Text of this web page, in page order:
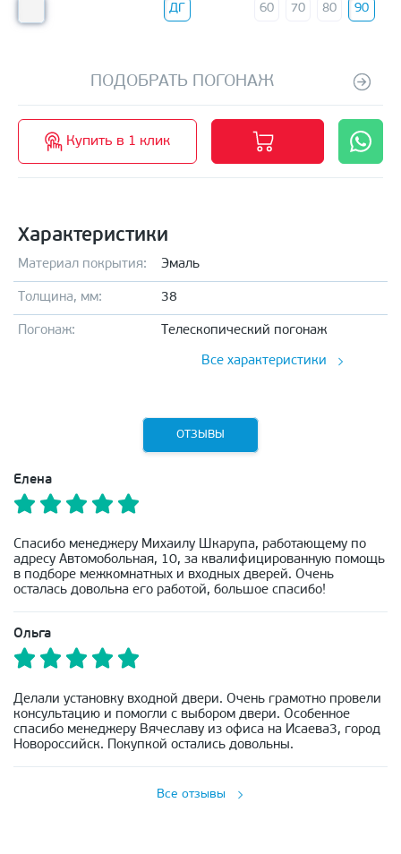
ДГ 60 70 80 90
ПОДОБРАТЬ ПОГОНАЖ
Купить в 1 клик
Характеристики
Материал покрытия: Эмаль
Толщина, мм: 38
Погонаж: Телескопический погонаж
Все характеристики
ОТЗЫВЫ
Елена
Спасибо менеджеру Михаилу Шкарупа, работающему по
адресу Автомобольная, 10, за квалифицированную помощь
в подборе межкомнатных и входных дверей. Очень
осталась довольна его работой, большое спасибо!
Ольга
Делали установку входной двери. Очень грамотно провели
консультацию и помогли с выбором двери. Особенное
спасибо менеджеру Вячеславу из офиса на Исаева3, город
Новороссийск. Покупкой остались довольны.
Все отзывы